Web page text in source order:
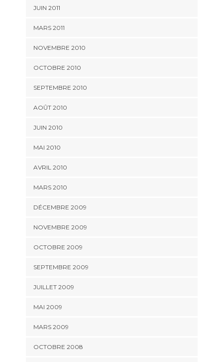
JUIN 2011
MARS 2011
NOVEMBRE 2010
OCTOBRE 2010
SEPTEMBRE 2010
AOÛT 2010
JUIN 2010
MAI 2010
AVRIL 2010
MARS 2010
DÉCEMBRE 2009
NOVEMBRE 2009
OCTOBRE 2009
SEPTEMBRE 2009
JUILLET 2009
MAI 2009
MARS 2009
OCTOBRE 2008